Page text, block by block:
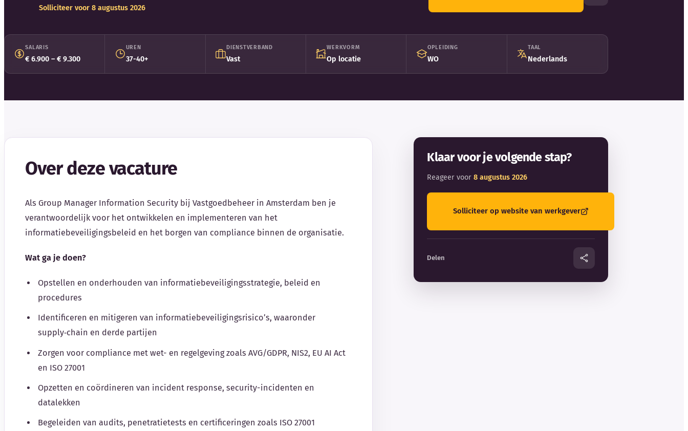
Solliciteer voor 8 augustus 2026
SALARIS
€ 6.900 – € 9.300
UREN
37-40+
DIENSTVERBAND
Vast
WERKVORM
Op locatie
OPLEIDING
WO
TAAL
Nederlands
Over deze vacature
Als Group Manager Information Security bij Vastgoedbeheer in Amsterdam ben je
verantwoordelijk voor het ontwikkelen en implementeren van het
informatiebeveiligingsbeleid en het borgen van compliance binnen de organisatie.
Wat ga je doen?
Opstellen en onderhouden van informatiebeveiligingsstrategie, beleid en
procedures
Identificeren en mitigeren van informatiebeveiligingsrisico’s, waaronder
supply‑chain en derde partijen
Zorgen voor compliance met wet- en regelgeving zoals AVG/GDPR, NIS2, EU AI Act
en ISO 27001
Opzetten en coördineren van incident response, security-incidenten en
datalekken
Begeleiden van audits, penetratietests en certificeringen zoals ISO 27001
Klaar voor je volgende stap?
Reageer voor8 augustus 2026
Solliciteer op website van werkgever
Delen